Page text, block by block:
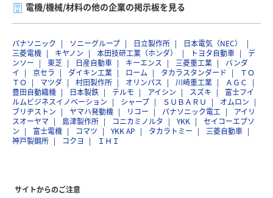
電機/機械/材料の他の企業の掲示板を見る
パナソニック ソニーグループ 日立製作所
日本電気（NEC）
三菱電機
キヤノン 本田技研工業（ホンダ） トヨタ自動車
デ
ンソー
東芝 日産自動車 キーエンス 三菱重工業
バンダ
イ
京セラ ダイキン工業 ローム タカラスタンダード
ＴＯ
ＴＯ
マツダ 村田製作所 オリンパス 川崎重工業
ＡＧＣ
豊田自動織機
日本製鉄 テルモ アイシン スズキ
富士フイ
ルムビジネスイノベーション
シャープ ＳＵＢＡＲＵ
オムロン
ブリヂストン
ヤマハ発動機 リコー パナソニック電工
アイリ
スオーヤマ
島津製作所 コニカミノルタ YKK
セイコーエプソ
ン
富士電機 コマツ YKK AP タカラトミー
三菱自動車
神戸製鋼所
コクヨ ＩＨＩ
サイトからのご注意